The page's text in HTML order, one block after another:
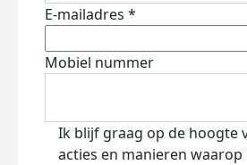
E-mailadres *
Mobiel nummer
Ik blijf graag op de hoogte
acties en manieren waarop